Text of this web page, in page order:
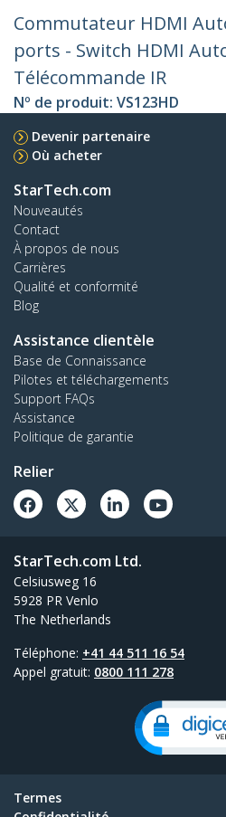
Commutateur HDMI
ports - Switch HDMI
Télécommande IR
Nº de produit: VS123HD
Devenir partenaire
Où acheter
StarTech.com
Nouveautés
Contact
À propos de nous
Carrières
Qualité et conformité
Blog
Assistance clientèle
Base de Connaissance
Pilotes et téléchargements
Support FAQs
Assistance
Politique de garantie
Relier
StarTech.com Ltd.
Celsiusweg 16
5928 PR Venlo
The Netherlands
Téléphone: +41 44 511 16 54
Appel gratuit: 0800 111 278
Termes